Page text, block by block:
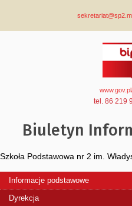
tel. 86 219
Biuletyn
Szkoła Podstawowa nr 2 im.
Informacje podstawowe
Dyrekcja